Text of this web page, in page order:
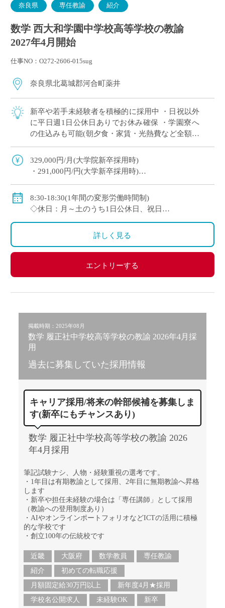
奈良県 専任教諭 紹介
数学 西大和学園中学校高等学校の教諭
2027年4月開始
仕事NO：O272-2606-015sug
奈良県北葛城郡河合町薬井
新卒や若手未経験者を積極的に採用中 ・日祝以外
に平日週1日公休日ありでお休み確保 ・学園寮へ
の住込みも可能(朝夕食・家賃・光熱費など全額学
活的な自立を全面的にバックアップ ・ […]
329,000円/月(大学院新卒採用時)
・291,000円/円(大学新卒採用時)
◇手当：各種有
・通勤手当：上限50,000円)
・住居手当：賃貸の場合は上限27,000円)
・その他、扶養等の諸手当が条件に応じて支給あり
◇保険：私学共済、雇用保険など
8:30-18:30(1年間の変形労働時間制)
◇休日：月～土のうち1日公休日、祝日
詳しく見る
エントリーする
掲載時期：2025年08月
数学 履正社中学校高等学校の教諭 2026年4月採
用
過去に募集していた採用情報
キャリア採用/将来の幹部候補を募集しま
す(新卒にもチャンスあり)
数学 履正社中学校高等学校の教諭 2026
年4月採用
筆記試験ナシ、人物・経験重視の選考です。
・1年目は有期教諭として採用、2年目に無期教諭へ昇格
します
・新卒や担任未経験の場合は「専任講師」として採用
（教諭への登用制度あり）
・AIやオンラインポートフォリオなどICTの活用に積極
的な学校です
・創立100年の伝統校です
近畿 大阪府 数学教員
専任教諭
紹介
初めての転職応援
月額固定給30万円以上
新年度4月★採用
学校名公開求人
未経験OK 新卒